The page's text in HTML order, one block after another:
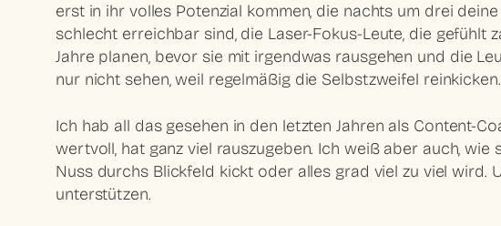
erst in ihr volles Potenzial kommen, die nachts um drei
schlecht erreichbar sind, die Laser-Fokus-Leute, die gefühlt
Jahre planen, bevor sie mit irgendwas rausgehen und die
nur nicht sehen, weil regelmäßig die Selbstzweifel reinkicken.
Ich hab all das gesehen in den letzten Jahren als Content-
wertvoll, hat ganz viel rauszugeben. Ich weiß aber auch,
Nuss durchs Blickfeld kickt oder alles grad viel zu viel wird.
unterstützen.